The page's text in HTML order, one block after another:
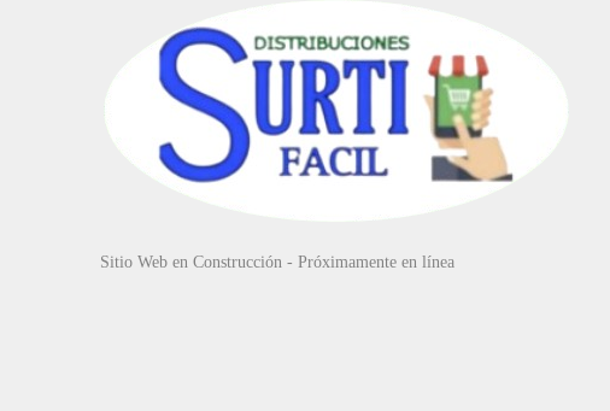
Sitio Web en Construcción - Próximamente en línea